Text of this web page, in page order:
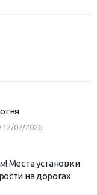
12/07/2026
Места установки
на дорогах